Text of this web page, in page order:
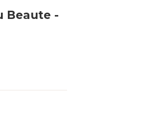
Beaute -